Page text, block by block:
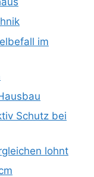
im
Schutz bei
lohnt